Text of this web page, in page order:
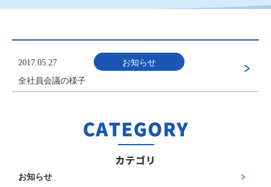
2017.05.27
お知らせ
全社員会議の様子
お知らせ